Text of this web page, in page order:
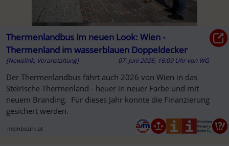
Thermenlandbus im neuen Look: Wien -
Thermenland im wasserblauen Doppeldecker
[Newslink, Veranstaltung] 07. Juni 2026, 16:09 Uhr von WG
Der Thermenlandbus fährt auch 2026 von Wien in das
Steirische Thermenland - heuer in neuer Farbe und mit
neuem Branding. Für dieses Jahr konnte die Finanzierung
gesichert werden.
meinbezirk.at